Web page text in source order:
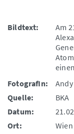
Bildtext:
Am
FotografIn:
Quelle:
BKA
Datum:
Ort:
Wien